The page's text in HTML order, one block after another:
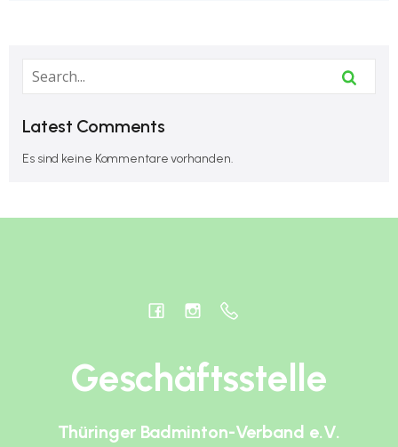
Latest Comments
Es sind keine Kommentare vorhanden.
Geschäftsstelle
Thüringer Badminton-Verband e.V.